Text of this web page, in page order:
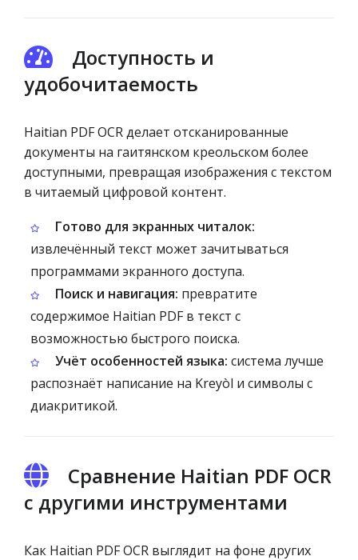
Доступность и
удобочитаемость
Haitian PDF OCR делает отсканированные
документы на гаитянском креольском более
доступными, превращая изображения с текстом
в читаемый цифровой контент.
Готово для экранных читалок:
извлечённый текст может зачитываться
программами экранного доступа.
Поиск и навигация: превратите
содержимое Haitian PDF в текст с
возможностью быстрого поиска.
Учёт особенностей языка: система лучше
распознаёт написание на Kreyòl и символы с
диакритикой.
Сравнение Haitian PDF OCR
с другими инструментами
Как Haitian PDF OCR выглядит на фоне других